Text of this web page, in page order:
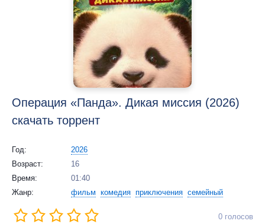
Операция «Панда». Дикая миссия (2026)
скачать торрент
Год:
2026
Возраст:
16
Время:
01:40
Жанр:
фильм комедия приключения семейный
0 голосов